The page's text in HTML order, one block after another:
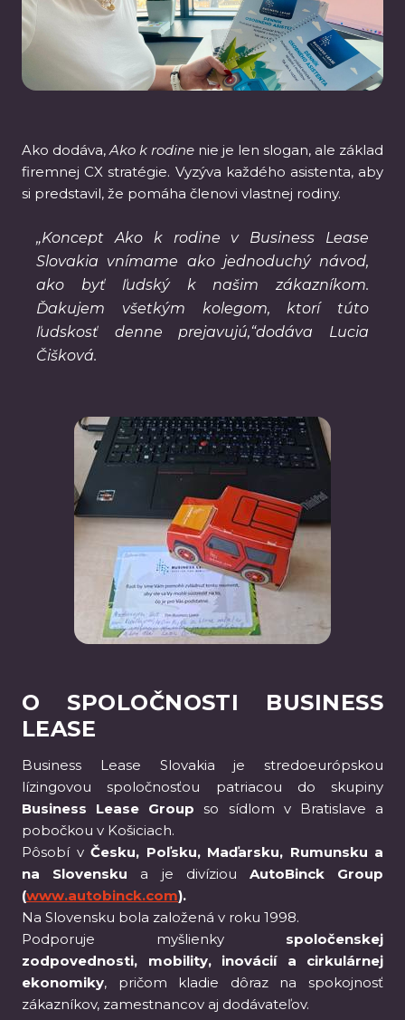
Ako dodáva,Ako k rodine nie je len slogan, ale základ
firemnej CX stratégie. Vyzýva každého asistenta, aby
si predstavil, že pomáha členovi vlastnej rodiny.
„Koncept Ako k rodine v Business Lease
Slovakia vnímame ako jednoduchý návod,
ako byť ľudský k našim zákazníkom.
Ďakujem všetkým kolegom, ktorí túto
ľudskosť denne prejavujú,“dodáva Lucia
Čišková.
O SPOLOČNOSTI BUSINESS
LEASE
Business Lease Slovakia je stredoeurópskou
lízingovou spoločnosťou patriacou do skupiny
Business Lease Group so sídlom v Bratislave a
pobočkou v Košiciach.
Pôsobí v Česku, Poľsku, Maďarsku, Rumunsku a
na Slovensku a je divíziou AutoBinck Group
(www.autobinck.com).
Na Slovensku bola založená v roku 1998.
Podporuje myšlienky spoločenskej
zodpovednosti, mobility, inovácií a cirkulárnej
ekonomiky, pričom kladie dôraz na spokojnosť
zákazníkov, zamestnancov aj dodávateľov.